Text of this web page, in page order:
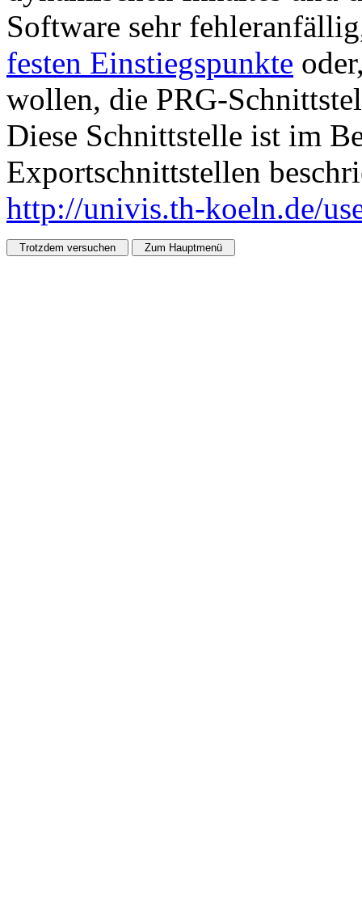
Software sehr
festen Einstiegspunkte
wollen, die PRG-
Diese Schnittstelle ist im
Exportschnittstellen
http://univis.th-koeln.de/